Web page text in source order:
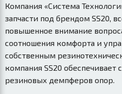
Компания «Система
запчасти под брендом SS20,
повышенное внимание
соотношения комфорта и
собственным
компания SS20 обеспечивает
резиновых демпферов опор.